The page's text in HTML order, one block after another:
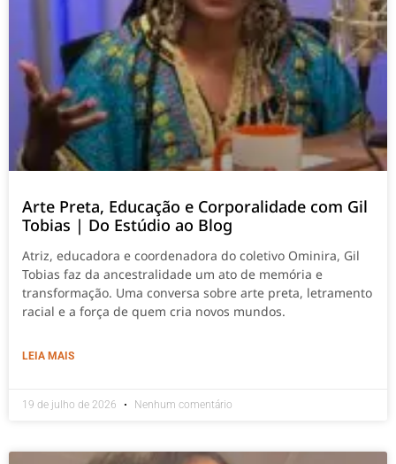
Arte Preta, Educação e Corporalidade com Gil
Tobias | Do Estúdio ao Blog
Atriz, educadora e coordenadora do coletivo Ominira, Gil
Tobias faz da ancestralidade um ato de memória e
transformação. Uma conversa sobre arte preta, letramento
racial e a força de quem cria novos mundos.
LEIA MAIS
19 de julho de 2026 Nenhum comentário